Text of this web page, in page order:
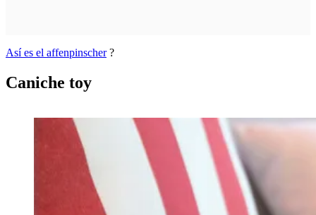
Así es el affenpinscher?
Caniche toy